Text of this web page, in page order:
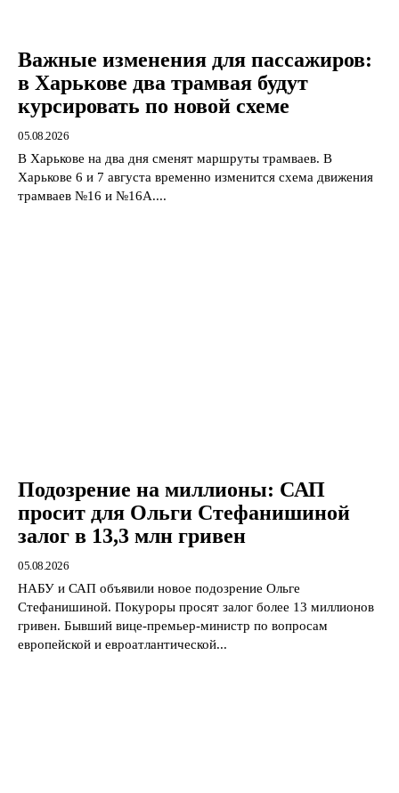
Важные изменения для пассажиров:
в Харькове два трамвая будут
курсировать по новой схеме
05.08.2026
В Харькове на два дня сменят маршруты трамваев. В
Харькове 6 и 7 августа временно изменится схема движения
трамваев №16 и №16А....
Подозрение на миллионы: САП
просит для Ольги Стефанишиной
залог в 13,3 млн гривен
05.08.2026
НАБУ и САП объявили новое подозрение Ольге
Стефанишиной. Покуроры просят залог более 13 миллионов
гривен. Бывший вице-премьер-министр по вопросам
европейской и евроатлантической...